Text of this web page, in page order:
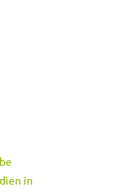
in